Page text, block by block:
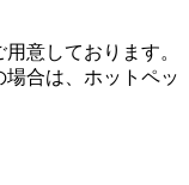
意しております。
合は、ホットペッ